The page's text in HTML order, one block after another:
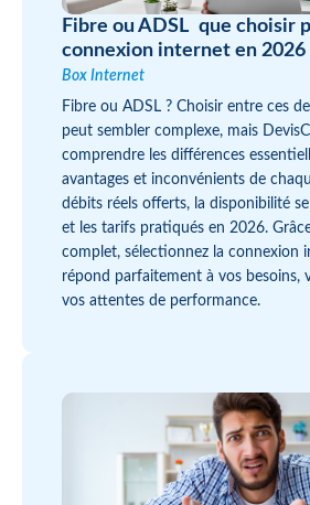
Fibre ou ADSL que choisir
connexion internet en 2026
Box Internet
Fibre ou ADSL ? Choisir entre ces
peut sembler complexe, mais
comprendre les différences
avantages et inconvénients de
débits réels offerts, la disponibilité
et les tarifs pratiqués en 2026.
complet, sélectionnez la connexion
répond parfaitement à vos besoins,
vos attentes de performance.